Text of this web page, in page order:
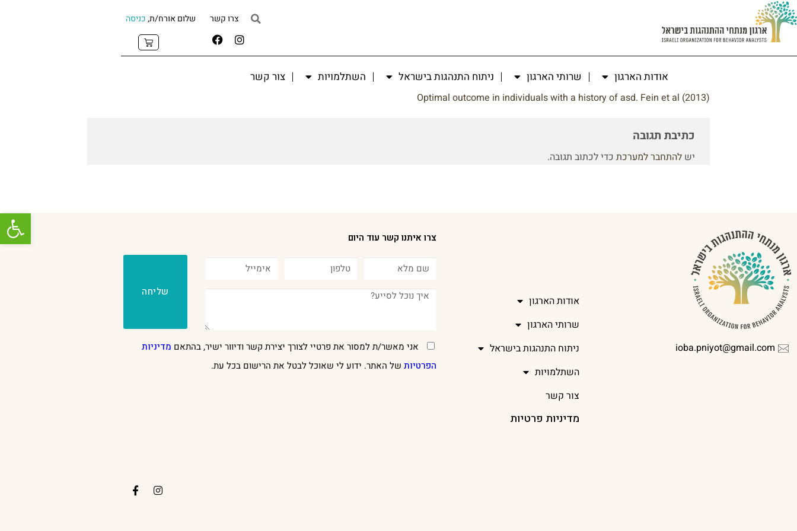
צרו קשר שלום אורח/ת,כניסה
אודות הארגון שרותי הארגון ניתוח התנהגות בישראל השתלמויות צור קשר
Optimal outcome in individuals with a history of asd. Fein et al (2013)
כתיבת תגובה
יש להתחבר למערכת כדי לכתוב תגובה.
ioba.pniyot@gmail.com
אודות הארגון
שרותי הארגון
ניתוח התנהגות בישראל
השתלמויות
צור קשר
מדיניות פרטיות
צרו איתנו קשר עוד היום
אני מאשר/ת למסור את פרטיי לצורך יצירת קשר ודיוור ישיר, בהתאם מדיניות
הפרטיותשל האתר. ידוע לי שאוכל לבטל את הרישום בכל עת.
שליחה